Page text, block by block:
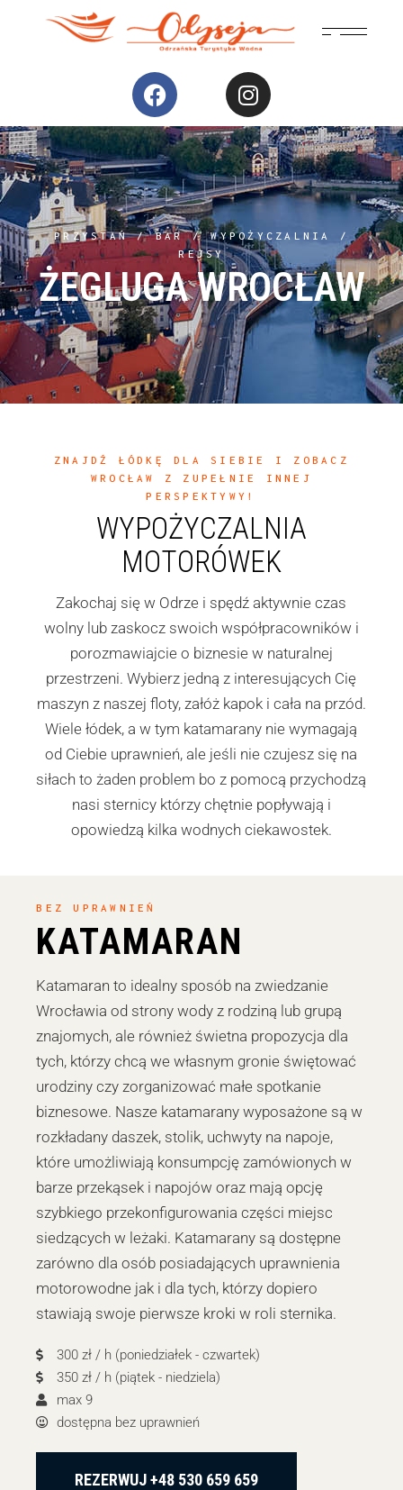
PRZYSTAŃ / BAR / WYPOŻYCZALNIA /
REJSY
ŻEGLUGA WROCŁAW
ZNAJDŹ ŁÓDKĘ DLA SIEBIE I ZOBACZ
WROCŁAW Z ZUPEŁNIE INNEJ
PERSPEKTYWY!
WYPOŻYCZALNIA
MOTORÓWEK
Zakochaj się w Odrze i spędź aktywnie czas
wolny lub zaskocz swoich współpracowników i
porozmawiajcie o biznesie w naturalnej
przestrzeni. Wybierz jedną z interesujących Cię
maszyn z naszej floty, załóż kapok i cała na przód.
Wiele łódek, a w tym katamarany nie wymagają
od Ciebie uprawnień, ale jeśli nie czujesz się na
siłach to żaden problem bo z pomocą przychodzą
nasi sternicy którzy chętnie popływają i
opowiedzą kilka wodnych ciekawostek.
BEZ UPRAWNIEŃ
KATAMARAN
Katamaran to idealny sposób na zwiedzanie
Wrocławia od strony wody z rodziną lub grupą
znajomych, ale również świetna propozycja dla
tych, którzy chcą we własnym gronie świętować
urodziny czy zorganizować małe spotkanie
biznesowe. Nasze katamarany wyposażone są w
rozkładany daszek, stolik, uchwyty na napoje,
które umożliwiają konsumpcję zamówionych w
barze przekąsek i napojów oraz mają opcję
szybkiego przekonfigurowania części miejsc
siedzących w leżaki. Katamarany są dostępne
zarówno dla osób posiadających uprawnienia
motorowodne jak i dla tych, którzy dopiero
stawiają swoje pierwsze kroki w roli sternika.
300 zł / h (poniedziałek - czwartek)
350 zł / h (piątek - niedziela)
max 9
dostępna bez uprawnień
REZERWUJ +48 530 659 659